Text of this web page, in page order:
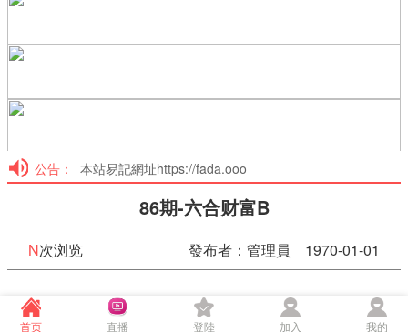
公告： 本站易記網址https://fada.ooo
86期-六合财富B
N次浏览 發布者：管理員 1970-01-01
86期-六合财富B
首页 直播 登陸 加入 我的